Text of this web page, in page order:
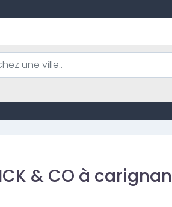
& CO à carignan